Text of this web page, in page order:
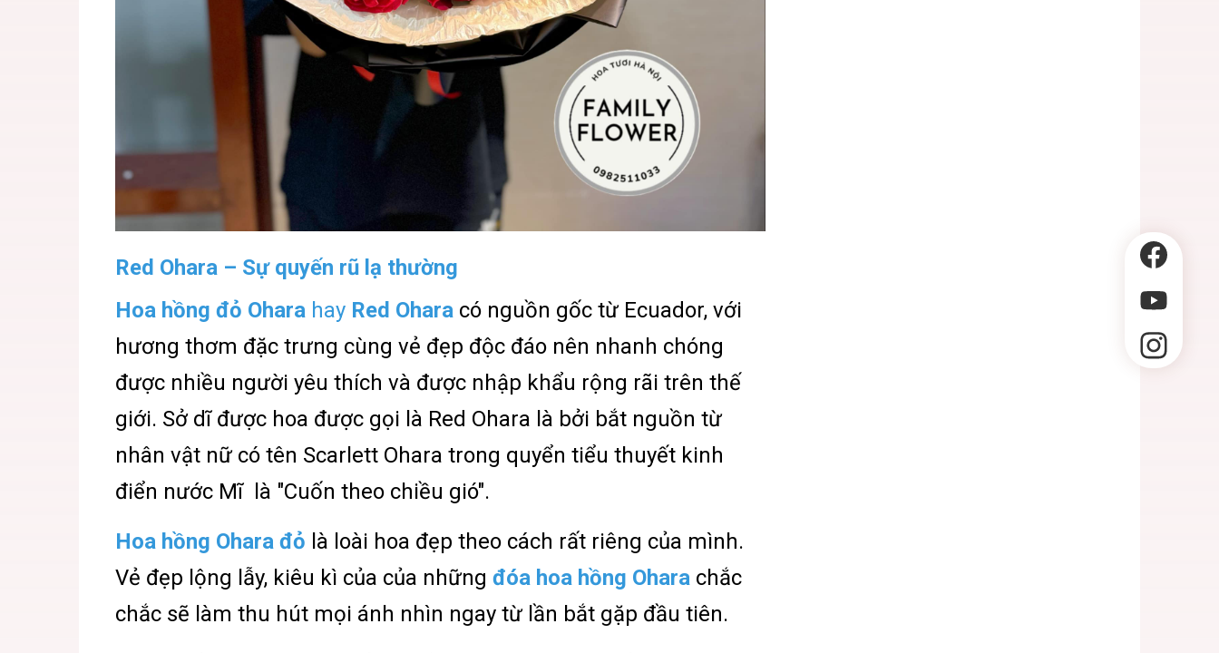
Red Ohara – Sự quyến rũ lạ thường
Hoa hồng đỏ Ohara hay Red Ohara có nguồn gốc từ Ecuador, với
hương thơm đặc trưng cùng vẻ đẹp độc đáo nên nhanh chóng
được nhiều người yêu thích và được nhập khẩu rộng rãi trên thế
giới. Sở dĩ được hoa được gọi là Red Ohara là bởi bắt nguồn từ
nhân vật nữ có tên Scarlett Ohara trong quyển tiểu thuyết kinh
điển nước Mĩ là "Cuốn theo chiều gió".
Hoa hồng Ohara đỏ là loài hoa đẹp theo cách rất riêng của mình.
Vẻ đẹp lộng lẫy, kiêu kì của của những đóa hoa hồng Ohara chắc
chắc sẽ làm thu hút mọi ánh nhìn ngay từ lần bắt gặp đầu tiên.